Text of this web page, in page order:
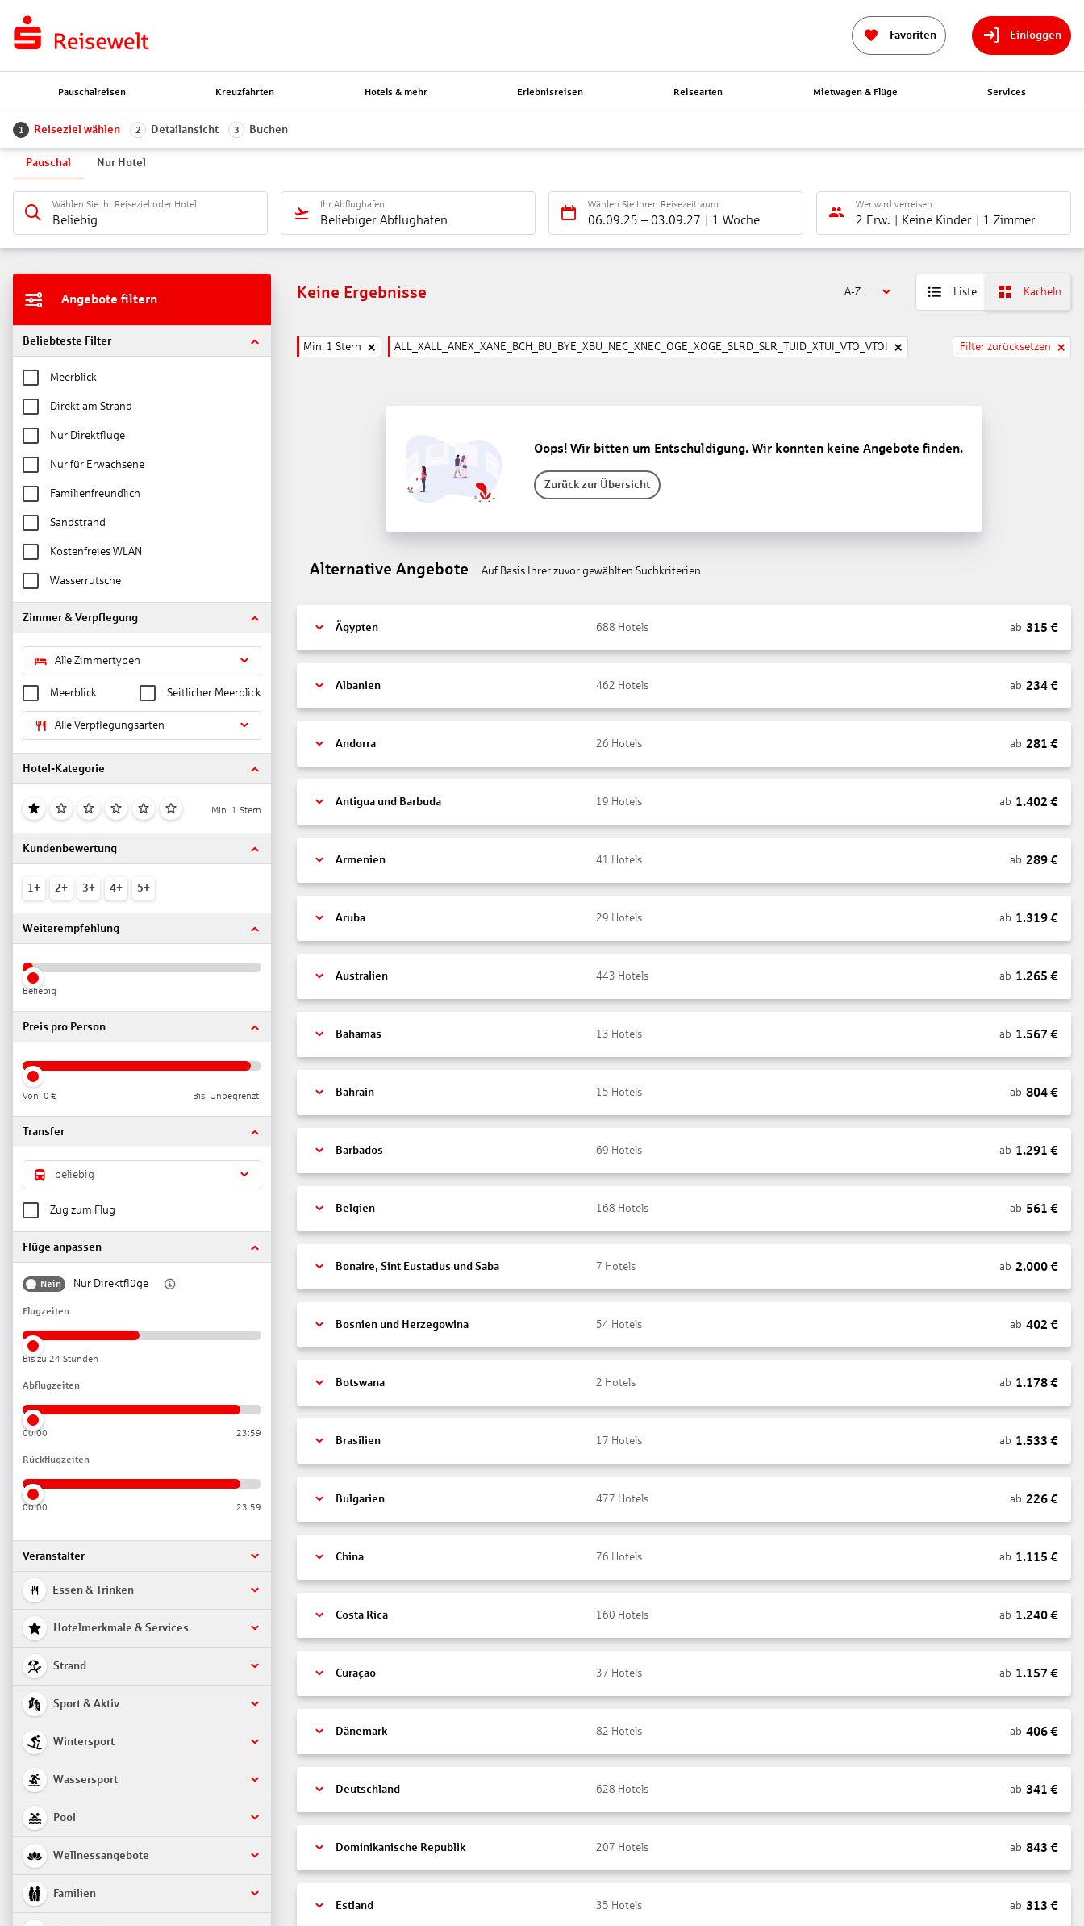
Favoriten Einloggen
Pauschalreisen Kreuzfahrten Hotels & mehr Erlebnisreisen Reisearten Mietwagen & Flüge Services
1 Reiseziel wählen 2 Detailansicht 3 Buchen
Pauschal Nur Hotel
Wählen Sie Ihr Reiseziel oder Hotel
Beliebig
Ihr Abflughafen
Beliebiger Abflughafen
Wählen Sie Ihren Reisezeitraum
06.09.25 – 03.09.27 1 Woche
Wer wird verreisen
2 Erw. Keine Kinder 1 Zimmer
Angebote filtern
Beliebteste Filter
Meerblick
Direkt am Strand
Nur Direktflüge
Nur für Erwachsene
Familienfreundlich
Sandstrand
Kostenfreies WLAN
Wasserrutsche
Zimmer & Verpflegung
Alle Zimmertypen
Meerblick Seitlicher Meerblick
Alle Verpflegungsarten
Hotel-Kategorie
Min. 1 Stern
Kundenbewertung
1+ 2+ 3+ 4+ 5+
Weiterempfehlung
Beliebig
Preis pro Person
Von: 0 € Bis: Unbegrenzt
Transfer
beliebig
Zug zum Flug
Flüge anpassen
Nein Nur Direktflüge
Flugzeiten
Bis zu 24 Stunden
Abflugzeiten
00:00 23:59
Rückflugzeiten
00:00 23:59
Veranstalter
Essen & Trinken
Hotelmerkmale & Services
Strand
Sport & Aktiv
Wintersport
Wassersport
Pool
Wellnessangebote
Familien
Keine Ergebnisse A-Z Liste Kacheln
Min. 1 Stern ALL_XALL_ANEX_XANE_BCH_BU_BYE_XBU_NEC_XNEC_OGE_XOGE_SLRD_SLR_TUID_XTUI_VTO_VTOI Filter zurücksetzen
Oops! Wir bitten um Entschuldigung. Wir konnten keine Angebote finden.
Zurück zur Übersicht
Alternative Angebote Auf Basis Ihrer zuvor gewählten Suchkriterien
Ägypten 688 Hotels ab 315 €
Albanien 462 Hotels ab 234€
Andorra 26 Hotels ab 281 €
Antigua und Barbuda 19 Hotels ab 1.402 €
Armenien 41 Hotels ab 289€
Aruba 29 Hotels ab 1.319€
Australien 443 Hotels ab 1.265 €
Bahamas 13 Hotels ab 1.567 €
Bahrain 15 Hotels ab 804€
Barbados 69 Hotels ab 1.291 €
Belgien 168 Hotels ab 561 €
Bonaire, Sint Eustatius und Saba 7 Hotels ab 2.000€
Bosnien und Herzegowina 54 Hotels ab 402 €
Botswana 2 Hotels ab 1.178€
Brasilien 17 Hotels ab 1.533 €
Bulgarien 477 Hotels ab 226€
China 76 Hotels ab 1.115 €
Costa Rica 160 Hotels ab 1.240€
Curaçao 37 Hotels ab 1.157 €
Dänemark 82 Hotels ab 406€
Deutschland 628 Hotels ab 341 €
Dominikanische Republik 207 Hotels ab 843 €
Estland 35 Hotels ab 313 €